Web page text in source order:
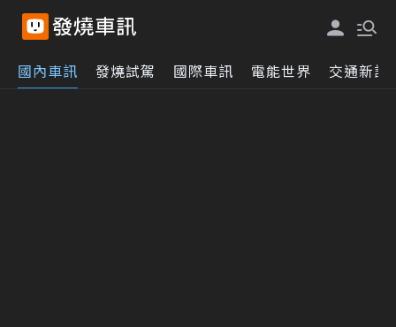
國內車訊 發燒試駕 國際車訊 電能世界 交通新訊